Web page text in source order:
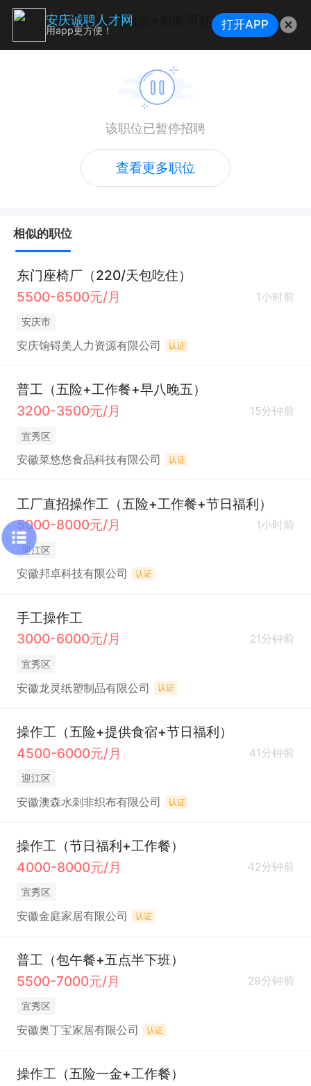
普工（可预支+包吃可住宿）
该职位已暂停招聘
查看更多职位
相似的职位
东门座椅厂（220/天包吃住）
5500-6500元/月
1小时前
安庆市
安庆饷锝美人力资源有限公司 认证
普工（五险+工作餐+早八晚五）
3200-3500元/月
15分钟前
宜秀区
安徽菜悠悠食品科技有限公司 认证
工厂直招操作工（五险+工作餐+节日福利）
5000-8000元/月
1小时前
迎江区
安徽邦卓科技有限公司 认证
手工操作工
3000-6000元/月
21分钟前
宜秀区
安徽龙灵纸塑制品有限公司 认证
操作工（五险+提供食宿+节日福利）
4500-6000元/月
41分钟前
迎江区
安徽澳森水刺非织布有限公司 认证
操作工（节日福利+工作餐）
4000-8000元/月
42分钟前
宜秀区
安徽金庭家居有限公司 认证
普工（包午餐+五点半下班）
5500-7000元/月
29分钟前
宜秀区
安徽奥丁宝家居有限公司 认证
操作工（五险一金+工作餐）
安庆诚聘人才网
用app更方便！ 打开APP